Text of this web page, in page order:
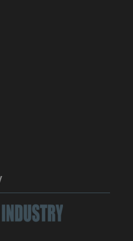
www.dailyhealthindustry.it